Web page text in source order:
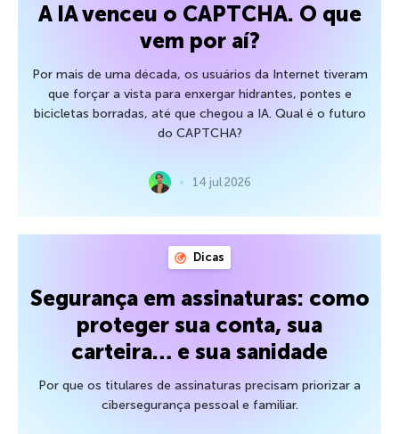
A IA venceu o CAPTCHA. O que
vem por aí?
Por mais de uma década, os usuários da Internet tiveram
que forçar a vista para enxergar hidrantes, pontes e
bicicletas borradas, até que chegou a IA. Qual é o futuro
do CAPTCHA?
14 jul 2026
Dicas
Segurança em assinaturas: como
proteger sua conta, sua
carteira… e sua sanidade
Por que os titulares de assinaturas precisam priorizar a
cibersegurança pessoal e familiar.